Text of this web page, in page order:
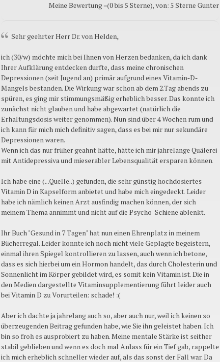
Meine Bewertung =(0 bis 5 Sterne), von: 5 Sterne Gunter
Sehr geehrter Herr Dr. von Helden,
ich (30/w) möchte mich bei Ihnen von Herzen bedanken, da ich dank
Ihrer Aufklärung entdecken durfte, dass meine chronischen
Depressionen (seit Jugend an) primär aufgrund eines Vitamin-D-
Mangels bestanden. Die Wirkung war schon ab dem 2.Tag abends zu
spüren, es ging mir stimmungsmäßig erheblich besser. Das konnte ich
zunächst nicht glauben und habe abgewartet (natürlich die
Erhaltungsdosis weiter genommen). Nun sind über 4 Wochen rum und
ich kann für mich mich definitiv sagen, dass es bei mir nur sekundäre
Depressionen waren.
Wenn ich das nur früher geahnt hätte, hätte ich mir jahrelange Quälerei
mit Antidepressiva und mieserabler Lebensqualität ersparen können.
Ich habe eine (...Quelle..) gefunden, die sehr günstig hochdosiertes
Vitamin D in Kapselform anbietet und habe mich eingedeckt. Leider
habe ich nämlich keinen Arzt ausfindig machen können, der sich
meinem Thema annimmt und nicht auf die Psycho-Schiene ablenkt.
Ihr Buch "Gesund in 7 Tagen" hat nun einen Ehrenplatz in meinem
Bücherregal. Leider konnte ich noch nicht viele Geplagte begeistern,
einmal ihren Spiegel kontrollieren zu lassen, auch wenn ich betone,
dass es sich hierbei um ein Hormon handelt, das durch Cholesterin und
Sonnenlicht im Körper gebildet wird, es somit kein Vitamin ist. Die in
den Medien dargestellte Vitaminsupplementierung führt leider auch
bei Vitamin D zu Vorurteilen: schade! :(
Aber ich dachte ja jahrelang auch so, aber auch nur, weil ich keinen so
überzeugenden Beitrag gefunden habe, wie Sie ihn geleistet haben. Ich
bin so froh es ausprobiert zu haben. Meine mentale Stärke ist seither
stabil geblieben und wenn es doch mal Anlass für ein Tief gab, rappelte
ich mich erheblich schneller wieder auf, als das sonst der Fall war. Da